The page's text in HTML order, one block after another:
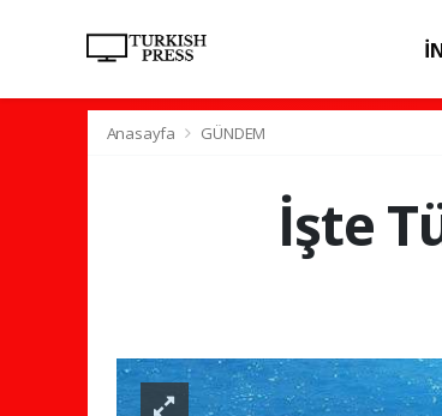
Anasayfa GÜNDEM
İşte